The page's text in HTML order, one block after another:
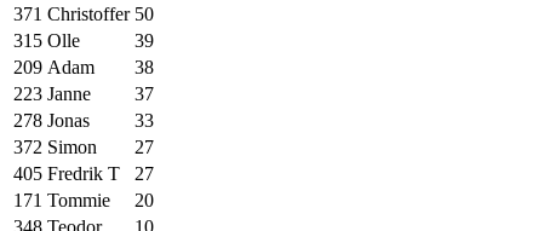
371 Christoffer 50
315 Olle
39
209 Adam
38
223 Janne
37
278 Jonas
33
372 Simon
27
405 Fredrik T
27
171 Tommie
20
348 Teodor
10